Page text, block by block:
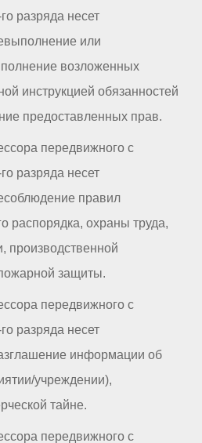
разряда несет
или
возложенных
инструкцией обязанностей
предоставленных прав.
передвижного с
разряда несет
правил
распорядка, охраны труда,
производственной
защиты.
передвижного с
разряда несет
информации об
учреждении),
тайне.
передвижного с